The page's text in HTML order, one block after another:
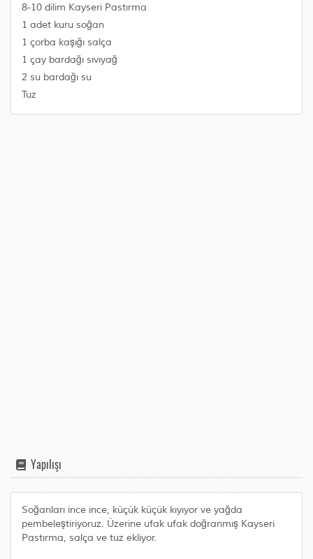
8-10 dilim Kayseri Pastırma
1 adet kuru soğan
1 çorba kaşığı salça
1 çay bardağı sıvıyağ
2 su bardağı su
Tuz
Yapılışı
Soğanları ince ince, küçük küçük kıyıyor ve yağda
pembeleştiriyoruz. Üzerine ufak ufak doğranmış Kayseri
Pastırma, salça ve tuz ekliyor.